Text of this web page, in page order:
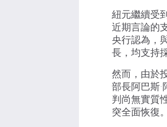
紐元繼續受
近期言論的
央行認為，
長，均支持
然而，由於
部長阿巴斯
判尚無實質
突全面恢復。